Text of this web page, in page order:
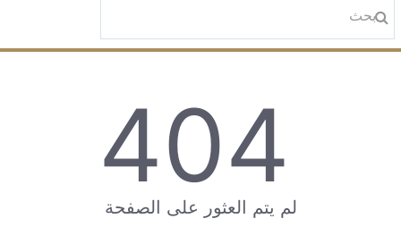
404
لم يتم العثور على الصفحة